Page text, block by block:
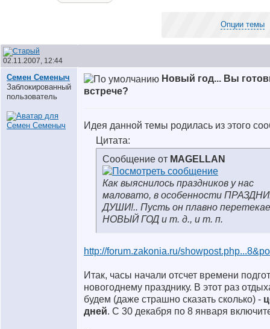
Опции темы
02.11.2007, 12:44
Семен Семеныч
Заблокированный
пользователь
Новый год... Вы
встрече?
Идея данной темы родилась из этого
Цитата:
Сообщение от MAGELLAN
Как выяснилось праздников у нас
маловато, в особенности
ДУШИ!.. Пусть он плавно
НОВЫЙ ГОД и т. д., и т. п.
http://forum.zakonia.ru/
Итак, часы начали отсчет времени
новогоднему празднику. В этот раз
будем (даже страшно сказать сколько) -
дней. С 30 декабря по 8 января